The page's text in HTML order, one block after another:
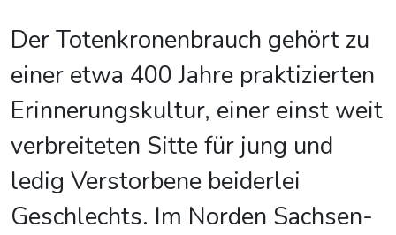
Der Totenkronenbrauch gehört zu
einer etwa 400 Jahre praktizierten
Erinnerungskultur, einer einst weit
verbreiteten Sitte für jung und
ledig Verstorbene beiderlei
Geschlechts. Im Norden Sachsen-